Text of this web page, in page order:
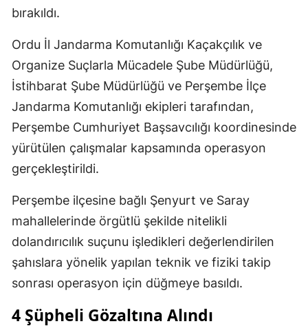
bırakıldı.
Ordu İl Jandarma Komutanlığı Kaçakçılık ve
Organize Suçlarla Mücadele Şube Müdürlüğü,
İstihbarat Şube Müdürlüğü ve Perşembe İlçe
Jandarma Komutanlığı ekipleri tarafından,
Perşembe Cumhuriyet Başsavcılığı koordinesinde
yürütülen çalışmalar kapsamında operasyon
gerçekleştirildi.
Perşembe ilçesine bağlı Şenyurt ve Saray
mahallelerinde örgütlü şekilde nitelikli
dolandırıcılık suçunu işledikleri değerlendirilen
şahıslara yönelik yapılan teknik ve fiziki takip
sonrası operasyon için düğmeye basıldı.
4 Şüpheli Gözaltına Alındı